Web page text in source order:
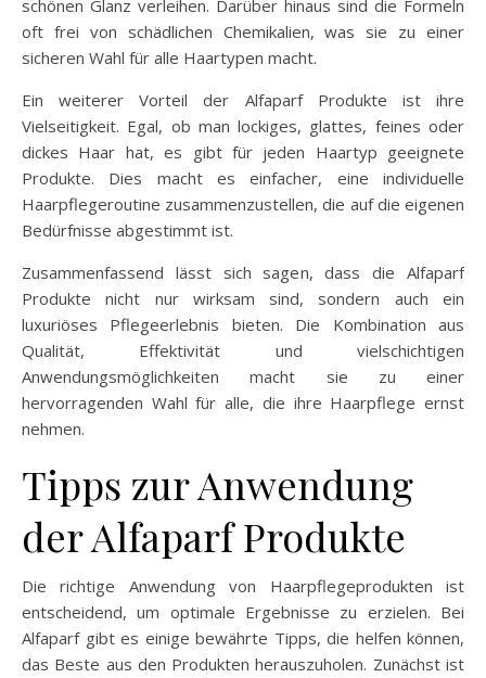
schönen Glanz verleihen. Darüber hinaus sind die Formeln
oft frei von schädlichen Chemikalien, was sie zu einer
sicheren Wahl für alle Haartypen macht.
Ein weiterer Vorteil der Alfaparf Produkte ist ihre
Vielseitigkeit. Egal, ob man lockiges, glattes, feines oder
dickes Haar hat, es gibt für jeden Haartyp geeignete
Produkte. Dies macht es einfacher, eine individuelle
Haarpflegeroutine zusammenzustellen, die auf die eigenen
Bedürfnisse abgestimmt ist.
Zusammenfassend lässt sich sagen, dass die Alfaparf
Produkte nicht nur wirksam sind, sondern auch ein
luxuriöses Pflegeerlebnis bieten. Die Kombination aus
Qualität, Effektivität und vielschichtigen
Anwendungsmöglichkeiten macht sie zu einer
hervorragenden Wahl für alle, die ihre Haarpflege ernst
nehmen.
Tipps zur Anwendung
der Alfaparf Produkte
Die richtige Anwendung von Haarpflegeprodukten ist
entscheidend, um optimale Ergebnisse zu erzielen. Bei
Alfaparf gibt es einige bewährte Tipps, die helfen können,
das Beste aus den Produkten herauszuholen. Zunächst ist